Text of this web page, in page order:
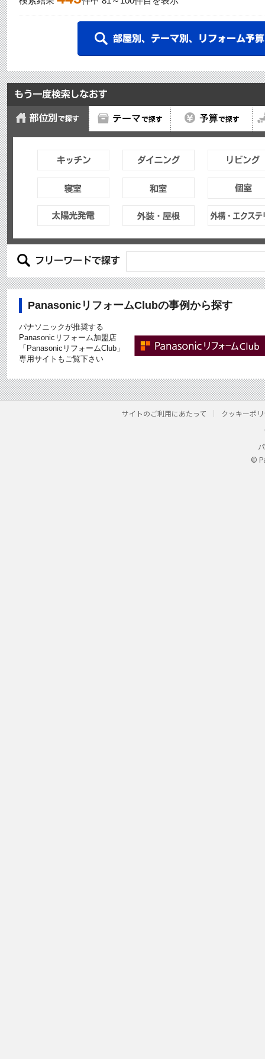
PanasonicリフォームClubの事例から探す
パナソニックが推奨する
Panasonicリフォーム加盟店
「PanasonicリフォームClub」
専用サイトもご覧下さい
サイトのご利用にあたって クッキーポ
©